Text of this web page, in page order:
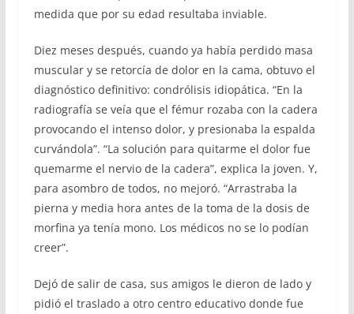
medida que por su edad resultaba inviable.
Diez meses después, cuando ya había perdido masa
muscular y se retorcía de dolor en la cama, obtuvo el
diagnóstico definitivo: condrólisis idiopática. “En la
radiografía se veía que el fémur rozaba con la cadera
provocando el intenso dolor, y presionaba la espalda
curvándola”. “La solución para quitarme el dolor fue
quemarme el nervio de la cadera”, explica la joven. Y,
para asombro de todos, no mejoró. “Arrastraba la
pierna y media hora antes de la toma de la dosis de
morfina ya tenía mono. Los médicos no se lo podían
creer”.
Dejó de salir de casa, sus amigos le dieron de lado y
pidió el traslado a otro centro educativo donde fue